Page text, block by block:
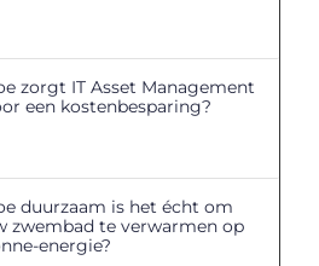
zorgt IT Asset Management
een kostenbesparing?
duurzaam is het écht om
zwembad te verwarmen op
energie?